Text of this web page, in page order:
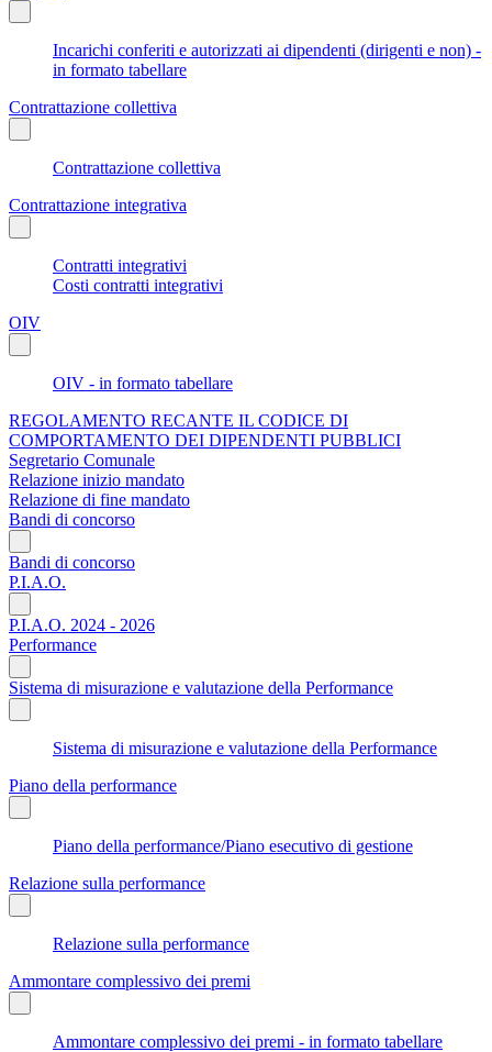
Incarichi conferiti e autorizzati ai dipendenti (dirigenti e non) -
in formato tabellare
Contrattazione collettiva
Contrattazione collettiva
Contrattazione integrativa
Contratti integrativi
Costi contratti integrativi
OIV
OIV - in formato tabellare
REGOLAMENTO RECANTE IL CODICE DI
COMPORTAMENTO DEI DIPENDENTI PUBBLICI
Segretario Comunale
Relazione inizio mandato
Relazione di fine mandato
Bandi di concorso
Bandi di concorso
P.I.A.O.
P.I.A.O. 2024 - 2026
Performance
Sistema di misurazione e valutazione della Performance
Sistema di misurazione e valutazione della Performance
Piano della performance
Piano della performance/Piano esecutivo di gestione
Relazione sulla performance
Relazione sulla performance
Ammontare complessivo dei premi
Ammontare complessivo dei premi - in formato tabellare